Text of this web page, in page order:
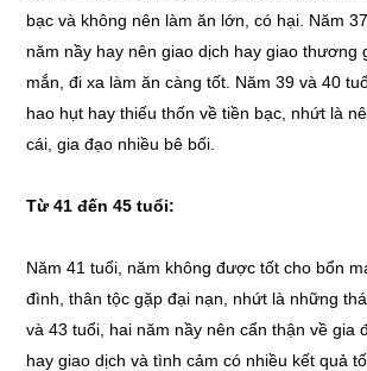
bạc và không nên làm ăn lớn, có hại. Năm
năm nầy hay nên giao dịch hay giao thương
mắn, đi xa làm ăn càng tốt. Năm 39 và 40
hao hụt hay thiếu thốn về tiền bạc, nhứt là
cái, gia đạo nhiều bê bối.
Từ 41 đến 45 tuổi:
Năm 41 tuổi, năm không được tốt cho bổn
đình, thân tộc gặp đại nạn, nhứt là những
và 43 tuổi, hai năm nầy nên cẩn thận về gia
hay giao dịch và tình cảm có nhiều kết quả